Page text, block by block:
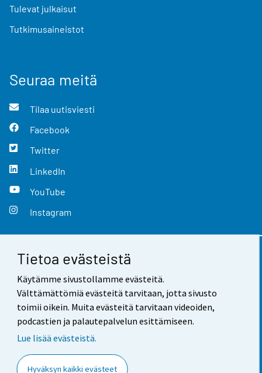
Tietoa evästeistä
Käytämme sivustollamme evästeitä.
Välttämättömiä evästeitä tarvitaan, jotta sivusto
toimii oikein. Muita evästeitä tarvitaan videoiden,
podcastien ja palautepalvelun esittämiseen.
Lue lisää evästeistä.
Hyväksyn kaikki evästeet
Tulevat julkaisut
Tutkimusaineistot
Seuraa meitä
Tilaa uutisviesti
Facebook
Twitter
LinkedIn
YouTube
Instagram
Yhteystiedot
Palaute
Käyttöehdot
Saavutettavuus